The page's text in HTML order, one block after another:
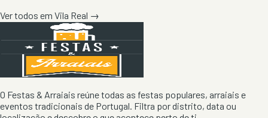
Ver todos em Vila Real →
O Festas & Arraiais reúne todas as festas populares, arraiais e
eventos tradicionais de Portugal. Filtra por distrito, data ou